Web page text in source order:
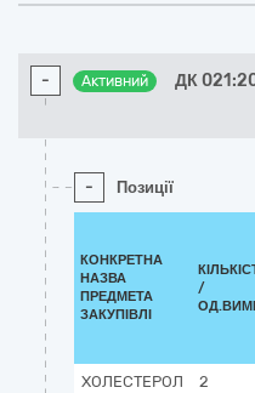
- Активний ДК
- Позиції
КОНКРЕТНА
НАЗВА
ПРЕДМЕТА
ЗАКУПІВЛІ
/
ХОЛЕСТЕРОЛ
2